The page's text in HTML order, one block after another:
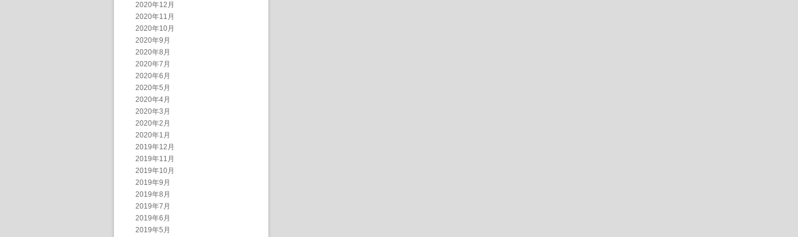
2020年12月
2020年11月
2020年10月
2020年9月
2020年8月
2020年7月
2020年6月
2020年5月
2020年4月
2020年3月
2020年2月
2020年1月
2019年12月
2019年11月
2019年10月
2019年9月
2019年8月
2019年7月
2019年6月
2019年5月